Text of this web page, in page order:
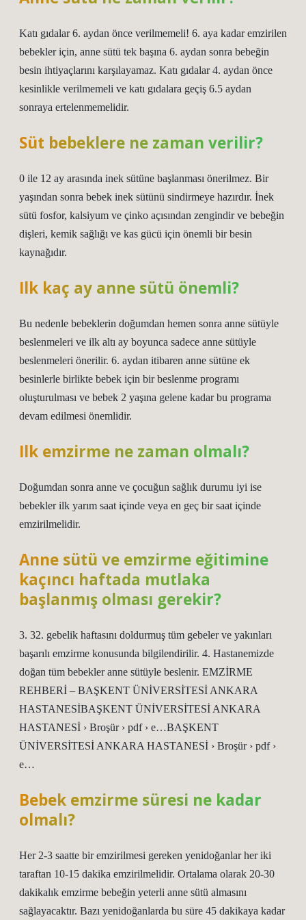
Katı gıdalar 6. aydan önce verilmemeli! 6. aya kadar emzirilen
bebekler için, anne sütü tek başına 6. aydan sonra bebeğin
besin ihtiyaçlarını karşılayamaz. Katı gıdalar 4. aydan önce
kesinlikle verilmemeli ve katı gıdalara geçiş 6.5 aydan
sonraya ertelenmemelidir.
Süt bebeklere ne zaman verilir?
0 ile 12 ay arasında inek sütüne başlanması önerilmez. Bir
yaşından sonra bebek inek sütünü sindirmeye hazırdır. İnek
sütü fosfor, kalsiyum ve çinko açısından zengindir ve bebeğin
dişleri, kemik sağlığı ve kas gücü için önemli bir besin
kaynağıdır.
Ilk kaç ay anne sütü önemli?
Bu nedenle bebeklerin doğumdan hemen sonra anne sütüyle
beslenmeleri ve ilk altı ay boyunca sadece anne sütüyle
beslenmeleri önerilir. 6. aydan itibaren anne sütüne ek
besinlerle birlikte bebek için bir beslenme programı
oluşturulması ve bebek 2 yaşına gelene kadar bu programa
devam edilmesi önemlidir.
Ilk emzirme ne zaman olmalı?
Doğumdan sonra anne ve çocuğun sağlık durumu iyi ise
bebekler ilk yarım saat içinde veya en geç bir saat içinde
emzirilmelidir.
Anne sütü ve emzirme eğitimine
kaçıncı haftada mutlaka
başlanmış olması gerekir?
3. 32. gebelik haftasını doldurmuş tüm gebeler ve yakınları
başarılı emzirme konusunda bilgilendirilir. 4. Hastanemizde
doğan tüm bebekler anne sütüyle beslenir. EMZİRME
REHBERİ – BAŞKENT ÜNİVERSİTESİ ANKARA
HASTANESİBAŞKENT ÜNİVERSİTESİ ANKARA
HASTANESİ › Broşür › pdf › e…BAŞKENT
ÜNİVERSİTESİ ANKARA HASTANESİ › Broşür › pdf ›
e…
Bebek emzirme süresi ne kadar
olmalı?
Her 2-3 saatte bir emzirilmesi gereken yenidoğanlar her iki
taraftan 10-15 dakika emzirilmelidir. Ortalama olarak 20-30
dakikalık emzirme bebeğin yeterli anne sütü almasını
sağlayacaktır. Bazı yenidoğanlarda bu süre 45 dakikaya kadar